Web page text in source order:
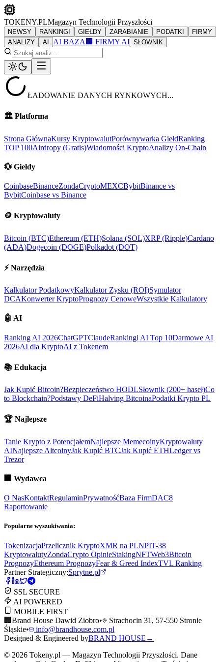
TOKENY.PLMagazyn Technologii Przyszłości
NEWSY RANKINGI GIEŁDY ZARABIANIE PODATKI
FIRMY
ANALIZY
AI AI BAZA 🏢 FIRMY AI SŁOWNIK
ŁADOWANIE DANYCH RYNKOWYCH...
🏛️ Platforma
Strona GłównaKursy KryptowalutPorównywarka GiełdRanking
TOP 100Airdropy (Gratis)Wiadomości KryptoAnalizy On-Chain
💱 Giełdy
CoinbaseBinanceZondaCryptoMEXCBybitBinance vs
BybitCoinbase vs Binance
🪙 Kryptowaluty
Bitcoin (BTC)Ethereum (ETH)Solana (SOL)XRP (Ripple)Cardano
(ADA)Dogecoin (DOGE)Polkadot (DOT)
⚡ Narzędzia
Kalkulator PodatkowyKalkulator Zysku (ROI)Symulator
DCAKonwerter KryptoPrognozy CenoweWszystkie Kalkulatory
🤖 AI
Ranking AI 2026ChatGPTClaudeRankingi AI Top 10Darmowe AI
2026AI dla KryptoAI z Tokenem
📚 Edukacja
Jak Kupić Bitcoin?Bezpieczeństwo HODLSłownik (200+ haseł)Co
to Blockchain?Podstawy DeFiHalving BitcoinaPodatki Krypto PL
🏆 Najlepsze
Tanie Krypto z PotencjałemNajlepsze MemecoinyKryptowaluty
AINajlepsze AltcoinyJak Kupić BTCJak Kupić ETHLedger vs
Trezor
🏢 Wydawca
O NasKontaktRegulaminPrywatnośćBaza FirmDAC8
Raportowanie
Popularne wyszukiwania:
TokenizacjaPrzelicznik KryptoXMR na PLNPIT-38
KryptowalutyZondaCrypto OpinieStakingNFTWeb3Bitcoin
PrognozyEthereum PrognozyFear & Greed IndexTVL Ranking
Partner Strategiczny:Sprytne.pl
SSL SECURE
AI POWERED
MOBILE FIRST
🏢 Brand House Dawid Ziobro•
Strachocin 31, 57-550 Stronie
Śląskie•
info@brandhouse.com.pl
Designed & Engineered byBRAND HOUSE →
© 2026 Tokeny.pl — Magazyn Technologii Przyszłości. Dane